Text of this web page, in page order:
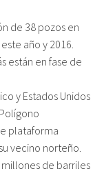
de 38 pozos en
año y 2016.
están en fase de
y Estados Unidos
plataforma
vecino norteño.
de barriles